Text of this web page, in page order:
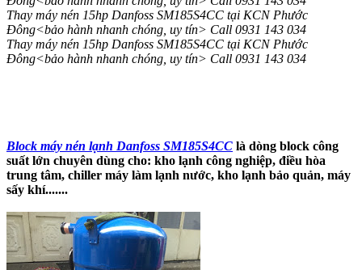
Thay máy nén 15hp Danfoss SM185S4CC tại KCN Phước
Đông<bảo hành nhanh chóng, uy tín> Call 0931 143 034
Thay máy nén 15hp Danfoss SM185S4CC tại KCN Phước
Đông<bảo hành nhanh chóng, uy tín> Call 0931 143 034
Block máy nén lạnh Danfoss SM185S4CC là dòng block công
suất lớn chuyên dùng cho: kho lạnh công nghiệp, điều hòa
trung tâm, chiller máy làm lạnh nước, kho lạnh bảo quản, máy
sấy khí.......